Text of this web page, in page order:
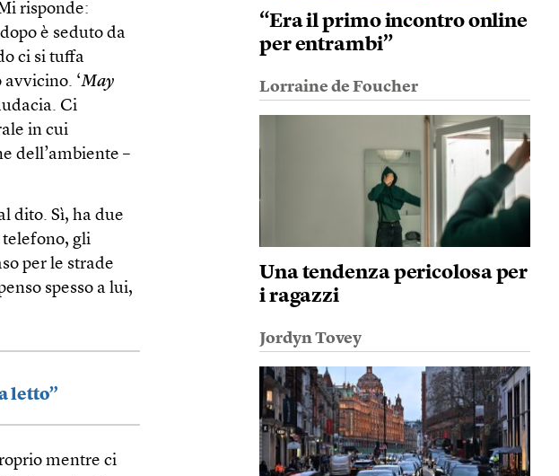
risponde:
è seduto da
ci si tuffa
avvicino. ‘May
Ci
in cui
dell’ambiente –
dito. Sì, ha due
gli
per le strade
spesso a lui,
letto”
mentre ci
“Era il primo incontro online
per entrambi”
Lorraine de Foucher
Una tendenza pericolosa per
i ragazzi
Jordyn Tovey